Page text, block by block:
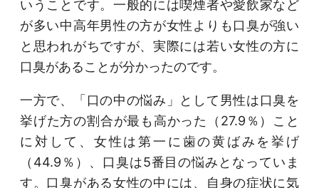
いうことです。一般的には喫煙者や愛飲家など
が多い中高年男性の方が女性よりも口臭が強い
と思われがちですが、実際には若い女性の方に
口臭があることが分かったのです。
一方で、「口の中の悩み」として男性は口臭を
挙げた方の割合が最も高かった（27.9％）こと
に対して、女性は第一に歯の黄ばみを挙げ
（44.9％）、口臭は5番目の悩みとなっていま
す。口臭がある女性の中には、自身の症状に気